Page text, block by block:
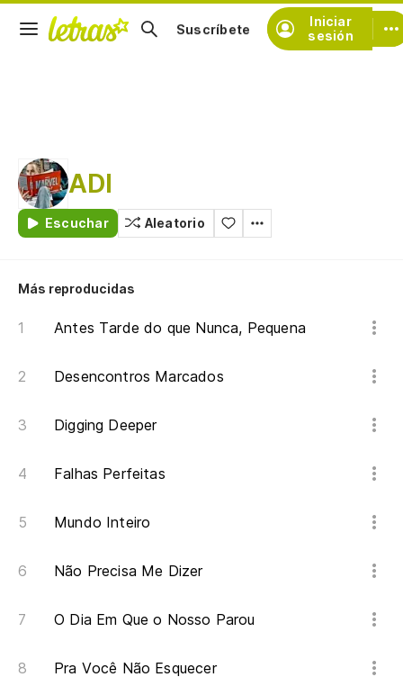
Iniciar
sesión
Suscríbete
ADI
Escuchar Aleatorio
Más reproducidas
Antes Tarde do que Nunca, Pequena
Desencontros Marcados
Digging Deeper
Falhas Perfeitas
Mundo Inteiro
Não Precisa Me Dizer
O Dia Em Que o Nosso Parou
Pra Você Não Esquecer